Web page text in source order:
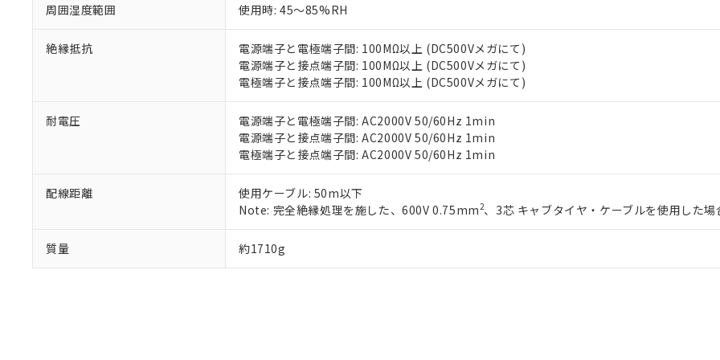
周囲湿度範囲 使用時: 45～85%RH
絶縁抵抗
電源端子と電極端子間: 100MΩ以上 (DC500Vメガにて)
電源端子と接点端子間: 100MΩ以上 (DC500Vメガにて)
電極端子と接点端子間: 100MΩ以上 (DC500Vメガにて)
耐電圧
電源端子と電極端子間: AC2000V 50/60Hz 1min
電源端子と接点端子間: AC2000V 50/60Hz 1min
電極端子と接点端子間: AC2000V 50/60Hz 1min
配線距離
使用ケーブル: 50m以下
Note: 完全絶縁処理を施した、600V 0.75mm2、3芯 キャブタイヤ・ケーブルを使用した場
質量 約1710g
※当社の共同利用者とは、
いる法人を指します。
51物質の非含有証明書（当社基準）
※本証明書は発行日時点で非含有を証明するもので、過去に遡って非含有を証明するも
また、RoHS指令のフタル酸エステル類４物質の対応では、対応完了までの期間は出
混在することから備考欄に対応日を記載しておりました。
既に当社にて対応品への在庫切替を完了していることから、特段のことがない限り、
り割愛しております。